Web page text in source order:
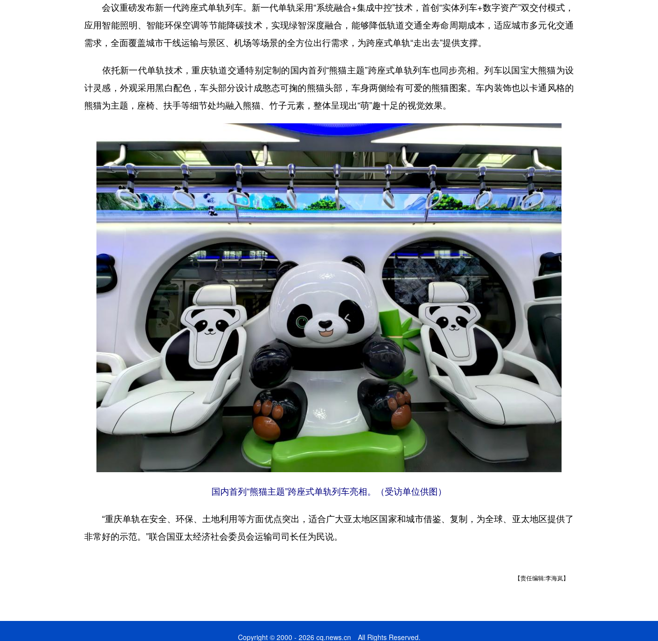
会议重磅发布新一代跨座式单轨列车。新一代单轨采用“系统融合+集成中控”技术，首创“实体列车+数字资产”双交付模式，
应用智能照明、智能环保空调等节能降碳技术，实现绿智深度融合，能够降低轨道交通全寿命周期成本，适应城市多元化交通
需求，全面覆盖城市干线运输与景区、机场等场景的全方位出行需求，为跨座式单轨“走出去”提供支撑。
依托新一代单轨技术，重庆轨道交通特别定制的国内首列“熊猫主题”跨座式单轨列车也同步亮相。列车以国宝大熊猫为设
计灵感，外观采用黑白配色，车头部分设计成憨态可掬的熊猫头部，车身两侧绘有可爱的熊猫图案。车内装饰也以卡通风格的
熊猫为主题，座椅、扶手等细节处均融入熊猫、竹子元素，整体呈现出“萌”趣十足的视觉效果。
国内首列“熊猫主题”跨座式单轨列车亮相。（受访单位供图）
“重庆单轨在安全、环保、土地利用等方面优点突出，适合广大亚太地区国家和城市借鉴、复制，为全球、亚太地区提供了
非常好的示范。”联合国亚太经济社会委员会运输司司长任为民说。
【责任编辑:李海岚】
Copyright © 2000 - 2026 cq.news.cn All Rights Reserved.